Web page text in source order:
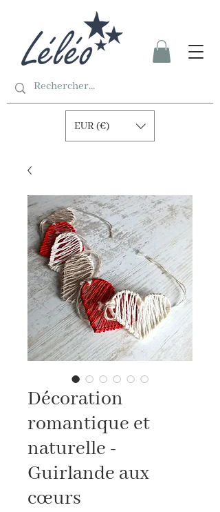
EUR (€)
Décoration
romantique et
naturelle -
Guirlande aux
cœurs